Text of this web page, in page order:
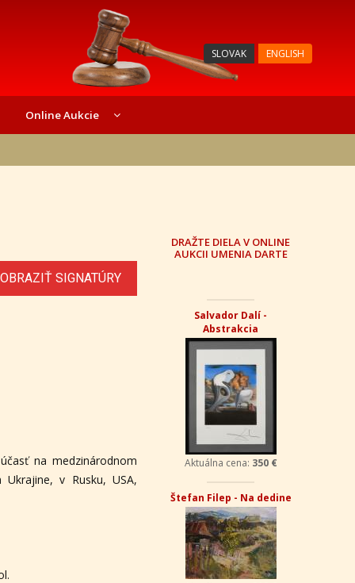
SLOVAK ENGLISH
Online Aukcie
SIGNATÚRY
na medzinárodnom
v Rusku, USA,
DRAŽTE DIELA V ONLINE
AUKCII UMENIA DARTE
Ľudmila Hynková - Les
Aktuálna cena:380 €
Štefan Filep - Na dedine
Aktuálna cena:210 €
Viktória Szmutková-
Tomášiková - Kytica